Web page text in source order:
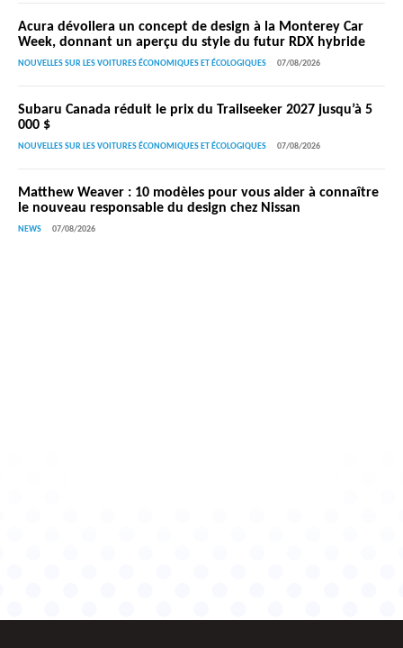
Acura dévoilera un concept de design à la Monterey Car
Week, donnant un aperçu du style du futur RDX hybride
NOUVELLES SUR LES VOITURES ÉCONOMIQUES ET ÉCOLOGIQUES 07/08/2026
Subaru Canada réduit le prix du Trailseeker 2027 jusqu’à 5
000 $
NOUVELLES SUR LES VOITURES ÉCONOMIQUES ET ÉCOLOGIQUES 07/08/2026
Matthew Weaver : 10 modèles pour vous aider à connaître
le nouveau responsable du design chez Nissan
NEWS 07/08/2026